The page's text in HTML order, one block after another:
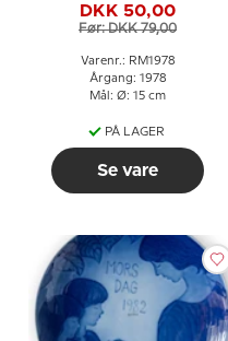
DKK 50,00
Før: DKK 79,00
Varenr.: RM1978
Årgang: 1978
Mål: Ø: 15 cm
PÅ LAGER
Se vare